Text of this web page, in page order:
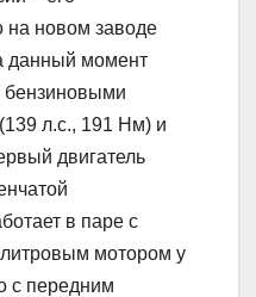
на новом заводе
данный момент
бензиновыми
л.с., 191 Нм) и
двигатель
в паре с
мотором у
с передним